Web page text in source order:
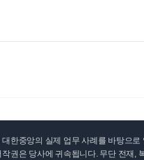
한중앙의 실제 업무 사례를 바탕으로
권은 당사에 귀속됩니다. 무단 전재,